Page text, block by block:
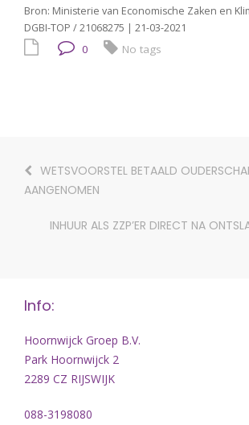
Bron: Ministerie van Economische Zaken en
DGBI-TOP / 21068275 | 21-03-2021
0 No tags
WETSVOORSTEL BETAALD
AANGENOMEN
INHUUR ALS ZZP’ER DIRECT NA
Info:
Hoornwijck Groep B.V.
Park Hoornwijck 2
2289 CZ RIJSWIJK
088-3198080